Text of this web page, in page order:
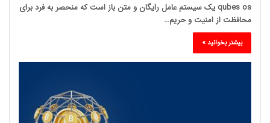
qubes os یک سیستم عامل رایگان و متن باز است که منحصر به فرد برای
محافظت از امنیت و حریم…
بیشتر بخوانید »